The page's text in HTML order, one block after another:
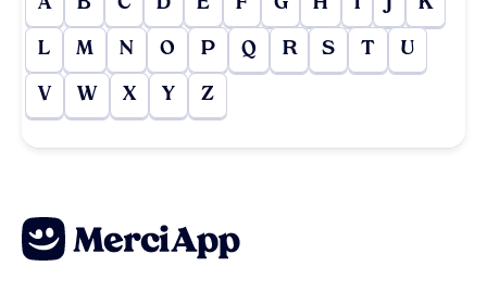
L M N O P Q R S T U
V W X Y Z